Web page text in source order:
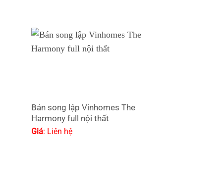
Bán song lập Vinhomes The
Harmony full nội thất
Giá: Liên hệ